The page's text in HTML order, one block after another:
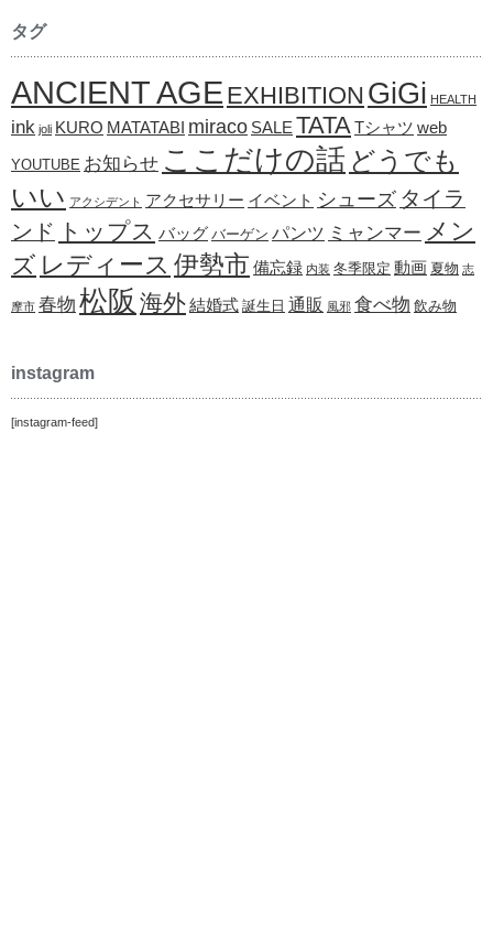
タグ
ANCIENT AGE EXHIBITION GiGi HEALTH
ink joli KURO MATATABI miraco SALE TATATシャツ web
YOUTUBE お知らせ ここだけの話 どうでも
いい アクシデント アクセサリー イベント シューズ タイラ
ンド トップス バッグ バーゲン パンツ ミャンマー メン
ズ レディース 伊勢市 備忘録 内装 冬季限定 動画 夏物 志
摩市 春物 松阪 海外結婚式 誕生日 通販 風邪 食べ物 飲み物
instagram
[instagram-feed]